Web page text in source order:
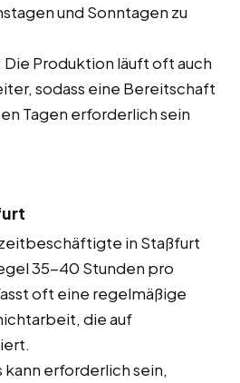
und Sonntagen zu
Die Produktion läuft oft auch
sodass eine Bereitschaft
Tagen erforderlich sein
in Staßfurt
35-40 Stunden pro
oft eine regelmäßige
die auf
kann erforderlich sein,